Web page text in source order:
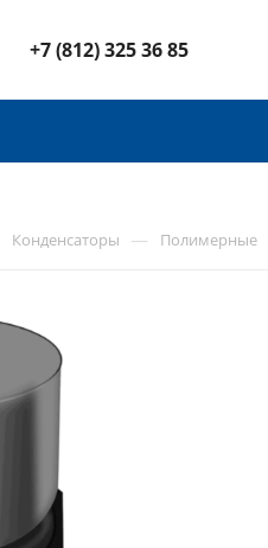
+7 (812) 325 36 85
Конденсаторы — Полимерные